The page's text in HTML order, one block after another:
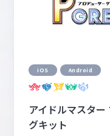
iOS Android
アイドルマスタ
グキット